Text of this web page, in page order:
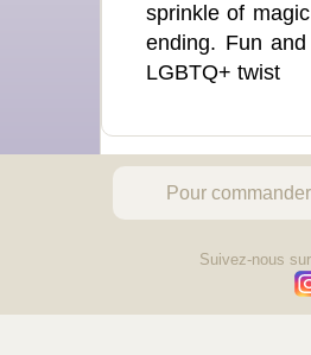
sprinkle of
ending. Fun
LGBTQ+ twist
Pour commander
Suivez-nous